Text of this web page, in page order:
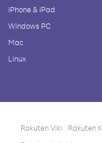
iPhone & iPad
Windows PC
Mac
Linux
Rakuten Viki Rakuten